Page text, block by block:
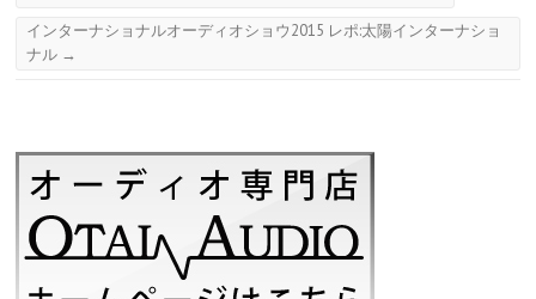
インターナショナルオーディオショウ2015 レポ:太陽インターナショ
ナル →